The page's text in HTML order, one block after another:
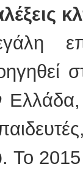
Το